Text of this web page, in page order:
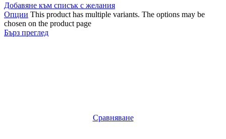
Добавяне към списък с желания
Опции This product has multiple variants. The options may be
chosen on the product page
Бърз преглед
Сравняване